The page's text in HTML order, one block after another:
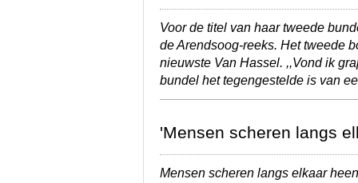
Voor de titel van haar tweede
de Arendsoog-reeks. Het tweede
nieuwste Van Hassel. ,,Vond ik
bundel het tegengestelde is van
'Mensen scheren langs
Mensen scheren langs elkaar